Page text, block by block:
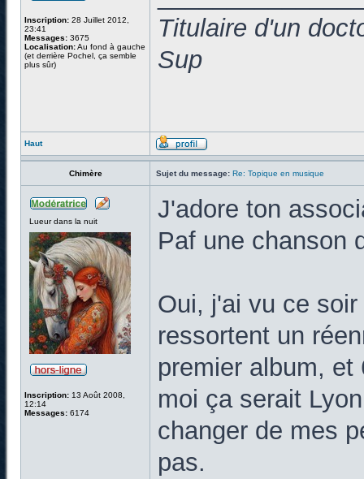
Inscription: 28 Juillet 2012,
23:41
Messages: 3675
Localisation:Au fond à gauche
(et derrière Pochel, ça semble
plus sûr)
Titulaire d'un
Sup
Haut
Chimère Sujet du message: Re: Topique en musique
Lueur dans la nuit
Inscription: 13 Août 2008,
12:14
Messages: 6174
J'adore ton
Paf une chanson
Oui, j'ai vu ce
ressortent un
premier album,
moi ça serait
changer de mes
pas.